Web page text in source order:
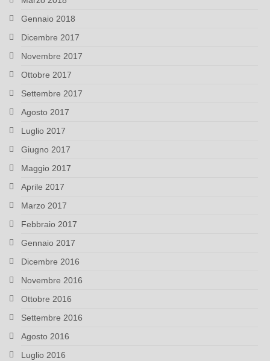
Gennaio 2018
Dicembre 2017
Novembre 2017
Ottobre 2017
Settembre 2017
Agosto 2017
Luglio 2017
Giugno 2017
Maggio 2017
Aprile 2017
Marzo 2017
Febbraio 2017
Gennaio 2017
Dicembre 2016
Novembre 2016
Ottobre 2016
Settembre 2016
Agosto 2016
Luglio 2016